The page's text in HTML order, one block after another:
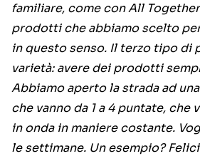
familiare, come con All
prodotti che abbiamo scelto
in questo senso. Il terzo tipo di
varietà: avere dei prodotti
Abbiamo aperto la strada ad
che vanno da 1 a 4 puntate, che
in onda in maniere costante.
le settimane. Un esempio?